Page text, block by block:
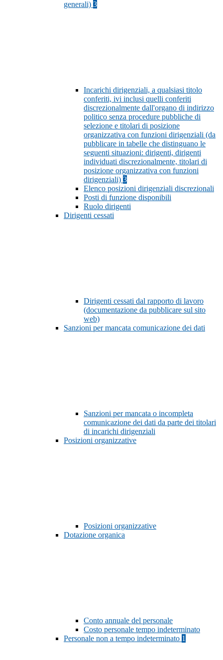
generali) 3
Incarichi dirigenziali, a qualsiasi titolo
conferiti, ivi inclusi quelli conferiti
discrezionalmente dall'organo di indirizzo
politico senza procedure pubbliche di
selezione e titolari di posizione
organizzativa con funzioni dirigenziali (da
pubblicare in tabelle che distinguano le
seguenti situazioni: dirigenti, dirigenti
individuati discrezionalmente, titolari di
posizione organizzativa con funzioni
dirigenziali) 3
Elenco posizioni dirigenziali discrezionali
Posti di funzione disponibili
Ruolo dirigenti
Dirigenti cessati
Dirigenti cessati dal rapporto di lavoro
(documentazione da pubblicare sul sito
web)
Sanzioni per mancata comunicazione dei dati
Sanzioni per mancata o incompleta
comunicazione dei dati da parte dei titolari
di incarichi dirigenziali
Posizioni organizzative
Posizioni organizzative
Dotazione organica
Conto annuale del personale
Costo personale tempo indeterminato
Personale non a tempo indeterminato 1